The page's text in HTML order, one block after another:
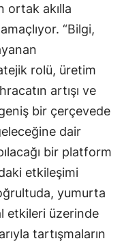
ortak akılla
“Bilgi,
rolü, üretim
artışı ve
bir çerçevede
dair
bir platform
etkileşimi
yumurta
etkileri üzerinde
tartışmaların